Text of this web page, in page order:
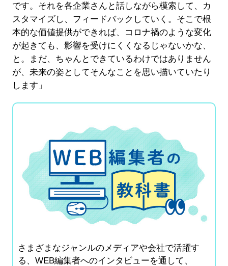
です。それを各企業さんと話しながら模索して、カ
スタマイズし、フィードバックしていく。そこで根
本的な価値提供ができれば、コロナ禍のような変化
が起きても、影響を受けにくくなるじゃないかな、
と。まだ、ちゃんとできているわけではありません
が、未来の姿としてそんなことを思い描いていたり
します」
さまざまなジャンルのメディアや会社で活躍す
る、WEB編集者へのインタビューを通して、